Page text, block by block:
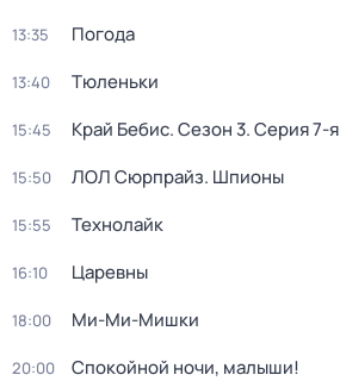
13:35 Погода
13:40 Тюленьки
15:45 Край Бебис. Сезон 3. Серия 7-я
15:50 ЛОЛ Сюрпрайз. Шпионы
15:55 Технолайк
16:10 Царевны
18:00 Ми-Ми-Мишки
20:00 Спокойной ночи, малыши!